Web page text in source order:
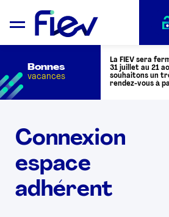
QUI SOMMES-NOUS ?
L’AUTOMOTIVE
ADHÉRENTS
Bonnes
vacances
La FIEV sera
31 juillet au 21
souhaitons un
rendez-vous à
Connexion
espace
adhérent